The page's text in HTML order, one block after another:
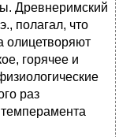
Древнеримский
полагал, что
олицетворяют
горячее и
раз